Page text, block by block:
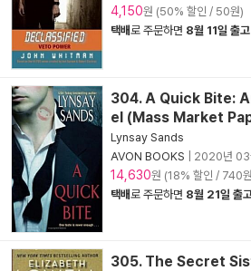
4,150원 (50% 할인 / 50원)
택배로 주문하면 8월 11일 출고
304. A Quick Bite:
el (Mass Market
Lynsay Sands
AVON BOOKS
2020년 03
14,630원 (18% 할인 / 740
택배로 주문하면 8월 21일 출
305. The Secret